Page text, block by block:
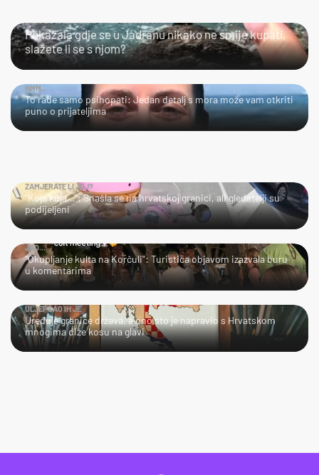
Pokazala gdje se u Jadranu nikako ne smije kupati,
slažete li se s njom?
HMM…
To rade samo psihopati: Jedan detalj s mora može vam otkriti
puno o prijateljima
ZAMJERATE LI JOJ?
"Koja kuja…": Snašla se na hrvatskoj granici, ali gledatelji su
podijeljeni
JAO…
"Okupljanje kulta na Korčuli": Turistica objavom izazvala buru
u komentarima
ULJEPŠAO IH JE
Uređuje granice država, a ono što je napravio s Hrvatskom
mnogima diže kosu na glavi